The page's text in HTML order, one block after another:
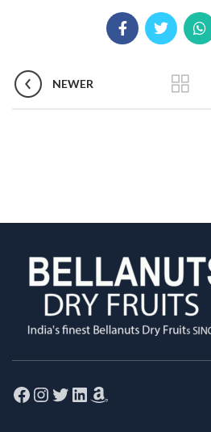
NEWER
Facebook
Instagram
Twitter
LinkedIn
Amazon